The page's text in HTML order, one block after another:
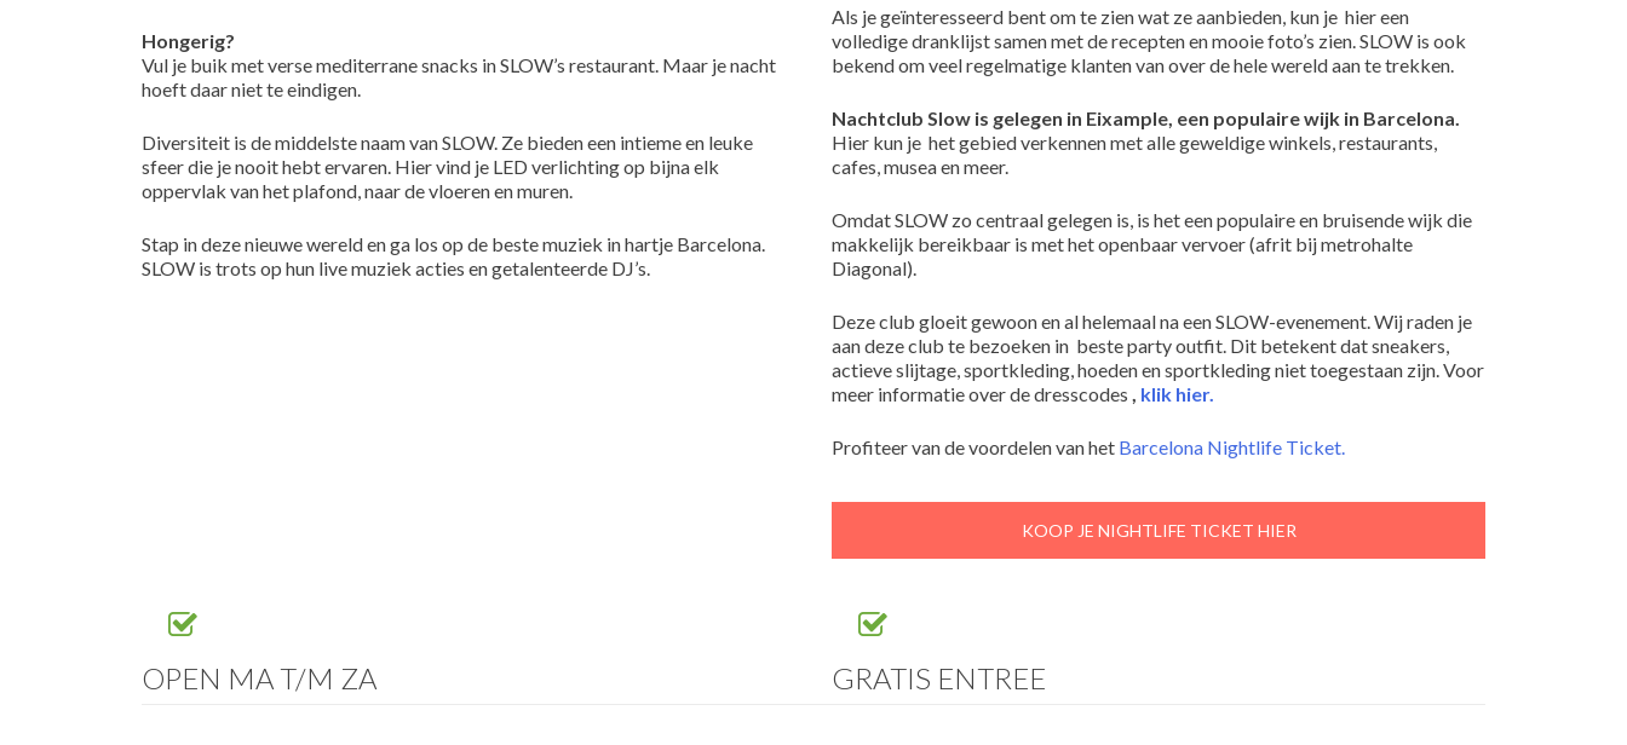
Hongerig?
Vul je buik met verse mediterrane snacks in SLOW’s restaurant. Maar je nacht
hoeft daar niet te eindigen.
Diversiteit is de middelste naam van SLOW. Ze bieden een intieme en leuke
sfeer die je nooit hebt ervaren. Hier vind je LED verlichting op bijna elk
oppervlak van het plafond, naar de vloeren en muren.
Stap in deze nieuwe wereld en ga los op de beste muziek in hartje Barcelona.
SLOW is trots op hun live muziek acties en getalenteerde DJ’s.
Als je geïnteresseerd bent om te zien wat ze aanbieden, kun je hier een
volledige dranklijst samen met de recepten en mooie foto’s zien. SLOW is ook
bekend om veel regelmatige klanten van over de hele wereld aan te trekken.
Nachtclub Slow is gelegen in Eixample, een populaire wijk in Barcelona.
Hier kun je het gebied verkennen met alle geweldige winkels, restaurants,
cafes, musea en meer.
Omdat SLOW zo centraal gelegen is, is het een populaire en bruisende wijk die
makkelijk bereikbaar is met het openbaar vervoer (afrit bij metrohalte
Diagonal).
Deze club gloeit gewoon en al helemaal na een SLOW-evenement. Wij raden je
aan deze club te bezoeken in beste party outfit. Dit betekent dat sneakers,
actieve slijtage, sportkleding, hoeden en sportkleding niet toegestaan zijn. Voor
meer informatie over de dresscodes
klik hier.
Profiteer van de voordelen van het Barcelona Nightlife Ticket.
KOOP JE NIGHTLIFE TICKET HIER
OPEN MA T/M ZA GRATIS ENTREE